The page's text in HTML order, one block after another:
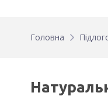
Головна